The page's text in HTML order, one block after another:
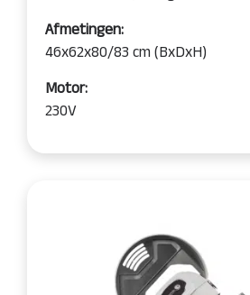
Afmetingen:
46x62x80/83 cm (BxDxH)
Motor:
230V